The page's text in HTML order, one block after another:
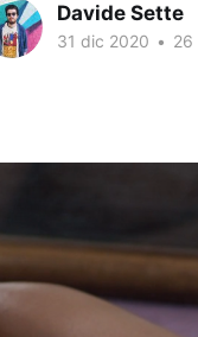
Davide Sette
31 dic 2020 • 26